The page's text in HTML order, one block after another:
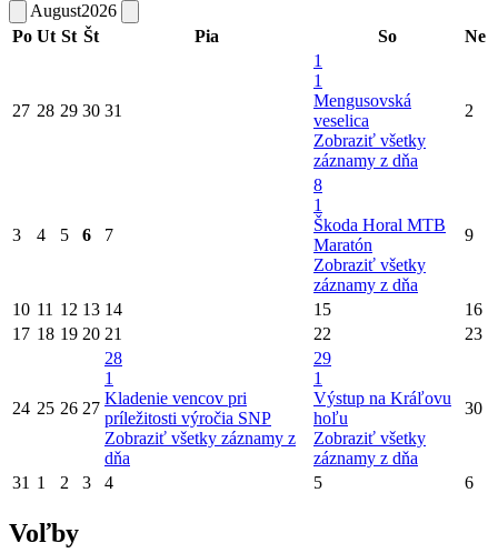
August2026
Po Ut St Št Pia So Ne
27 28 29 30 31
1
1
Mengusovská
veselica
Zobraziť všetky
záznamy z dňa
2
3 4 5 6 7
8
1
Škoda Horal MTB
Maratón
Zobraziť všetky
záznamy z dňa
9
10 11 12 13 14 15
16
17 18 19 20 21 22 23
24 25 26 27
28
1
Kladenie vencov pri
príležitosti výročia SNP
Zobraziť všetky záznamy z
dňa
29
1
Výstup na Kráľovu
hoľu
Zobraziť všetky
záznamy z dňa
30
31 1 2 3 4 5 6
Voľby